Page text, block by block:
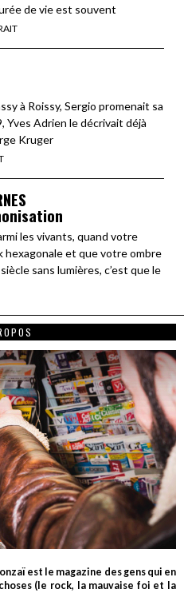
de vie est souvent
à Roissy, Sergio promenait sa
Yves Adrien le décrivait déjà
Kruger
les vivants, quand votre
hexagonale et que votre ombre
sans lumières, c’est que le
est le magazine des gens qui en
(le rock, la mauvaise foi et la